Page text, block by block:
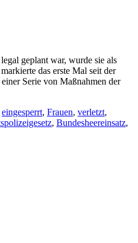
geplant war, wurde sie als
das erste Mal seit der
Serie von Maßnahmen der
eingesperrt, Frauen, verletzt,
, Bundesheereinsatz,